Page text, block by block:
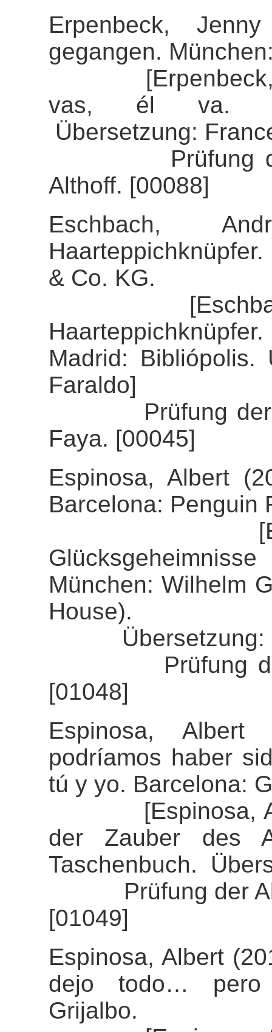
Erpenbeck,
gegangen.
[Erpenbeck,
vas, él va.
Übersetzung:
Prüfung der
Althoff. [00088]
Eschbach,
& Co. KG.
[Eschbach,
Madrid: Bibliópolis.
Faraldo]
Prüfung der
Faya. [00045]
Espinosa, Albert
Barcelona: Penguin
München: Wilhelm
House).
Übersetzung:
Prüfung der
[01048]
Espinosa,
podríamos haber
tú y yo. Barcelona:
[Espinosa,
der Zauber des
Taschenbuch.
Prüfung der
[01049]
Espinosa, Albert
dejo todo… pero
Grijalbo.